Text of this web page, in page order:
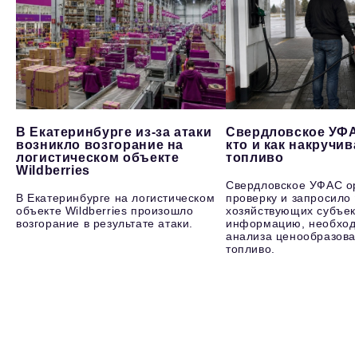
В Екатеринбурге из-за атаки
возникло возгорание на
логистическом объекте
Wildberries
В Екатеринбурге на логистическом
объекте Wildberries произошло
возгорание в результате атаки.
Свердловское
кто и как
топливо
Свердловское УФАС
проверку и запросило
хозяйствующих
информацию,
анализа
топливо.